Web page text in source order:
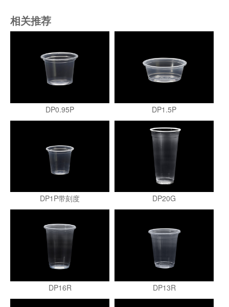
相关推荐
DP0.95P DP1.5P
DP1P带刻度 DP20G
DP16R DP13R